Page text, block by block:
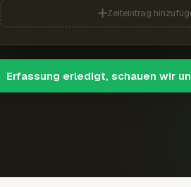
Zeiteintrag
Erfassung erledigt, schauen wir